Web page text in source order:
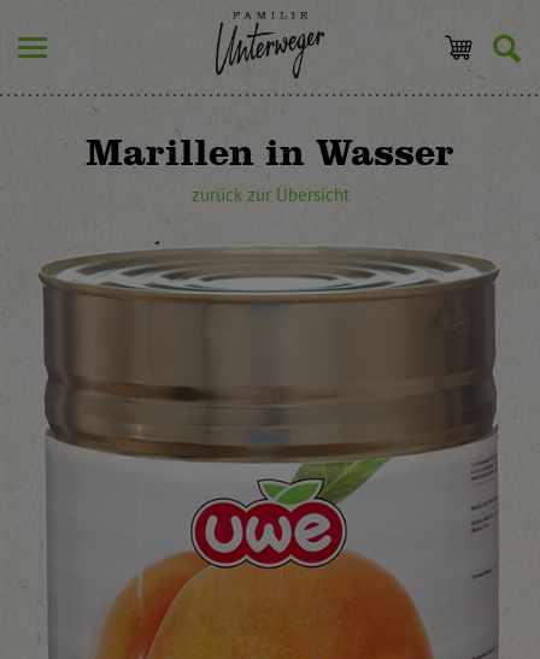
Marillen in Wasser
zurück zur Übersicht